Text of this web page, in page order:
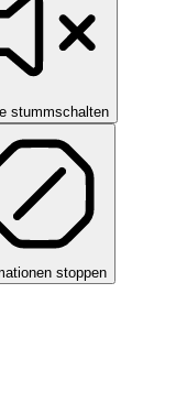
stummschalten
stoppen